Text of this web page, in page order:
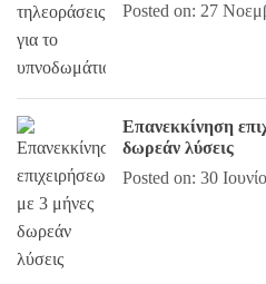
Posted on: 27
Επανεκκίνηση
δωρεάν λύσεις
Posted on: 30